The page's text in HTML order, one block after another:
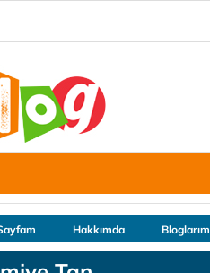
Hakkımda Bloglarım